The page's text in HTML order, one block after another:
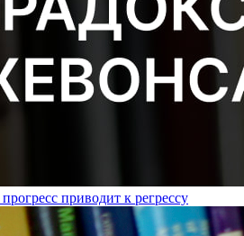
приводит к регрессу